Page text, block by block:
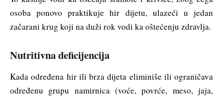
osoba ponovo praktikuje hir dijetu, ulazeći u jedan
začarani krug koji na duži rok vodi ka oštećenju zdravlja.
Nutritivna deficijencija
Kada određena hir ili brza dijeta eliminiše ili ograničava
određenu grupu namirnica (voće, povrće, meso, jaja,